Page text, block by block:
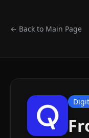
← Back to Main Page